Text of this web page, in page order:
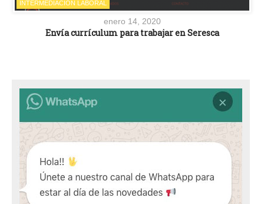
INTERMEDIACIÓN LABORAL
enero 14, 2020
Envía currículum para trabajar en Seresca